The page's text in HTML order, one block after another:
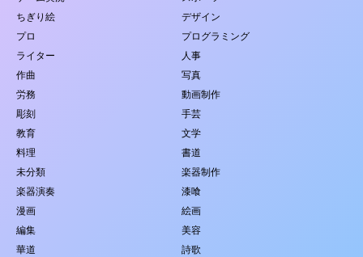
ちぎり絵
デザイン
プロ
プログラミング
ライター
人事
作曲
写真
労務
動画制作
彫刻
手芸
教育
文学
料理
書道
未分類
楽器制作
楽器演奏
漆喰
漫画
絵画
編集
美容
華道
詩歌